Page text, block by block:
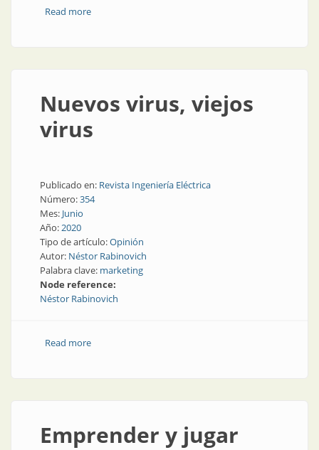
Read moreabout Ceguera
Nuevos virus, viejos
virus
Publicado en: Revista Ingeniería Eléctrica
Número:354
Mes: Junio
Año:2020
Tipo de artículo:Opinión
Autor: Néstor Rabinovich
Palabra clave: marketing
Node reference:
Néstor Rabinovich
Read moreabout Nuevos virus, viejos virus
Emprender y jugar